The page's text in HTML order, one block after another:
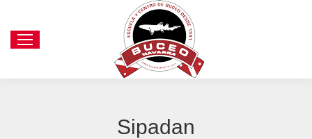
Sipadan